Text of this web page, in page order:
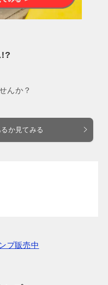
!?
んか？
か見てみる